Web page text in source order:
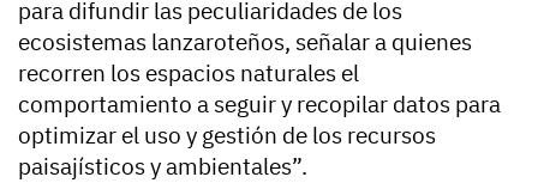
para difundir las peculiaridades de los
ecosistemas lanzaroteños, señalar a quienes
recorren los espacios naturales el
comportamiento a seguir y recopilar datos para
optimizar el uso y gestión de los recursos
paisajísticos y ambientales”.